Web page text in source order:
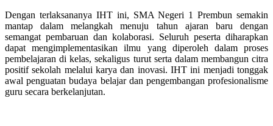
Dengan terlaksananya IHT ini, SMA Negeri 1 Prembun semakin
mantap dalam melangkah menuju tahun ajaran baru dengan
semangat pembaruan dan kolaborasi. Seluruh peserta diharapkan
dapat mengimplementasikan ilmu yang diperoleh dalam proses
pembelajaran di kelas, sekaligus turut serta dalam membangun citra
positif sekolah melalui karya dan inovasi. IHT ini menjadi tonggak
awal penguatan budaya belajar dan pengembangan profesionalisme
guru secara berkelanjutan.